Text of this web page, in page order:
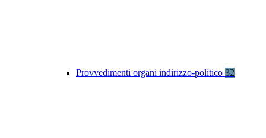
Provvedimenti organi indirizzo-politico 32